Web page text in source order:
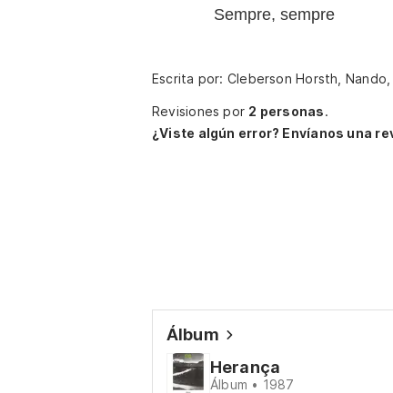
Sempre, sempre
Escrita por: Cleberson Horsth,
Revisiones por 2 personas.
¿Viste algún error? Envíanos una
Álbum
Herança
Álbum • 1987